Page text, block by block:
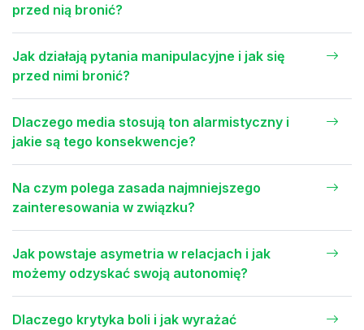
przed nią bronić?
Jak działają pytania manipulacyjne i jak się
przed nimi bronić?
Dlaczego media stosują ton alarmistyczny i
jakie są tego konsekwencje?
Na czym polega zasada najmniejszego
zainteresowania w związku?
Jak powstaje asymetria w relacjach i jak
możemy odzyskać swoją autonomię?
Dlaczego krytyka boli i jak wyrażać